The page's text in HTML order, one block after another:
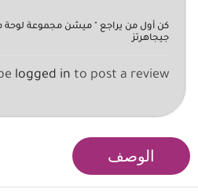
جيجاهرتز
logged in to post a review.
الوصف